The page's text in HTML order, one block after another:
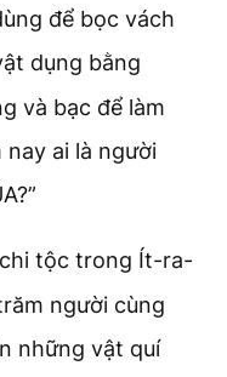
để bọc vách
dụng bằng
và bạc để làm
ai là người
tộc trong Ít-ra-
người cùng
những vật quí